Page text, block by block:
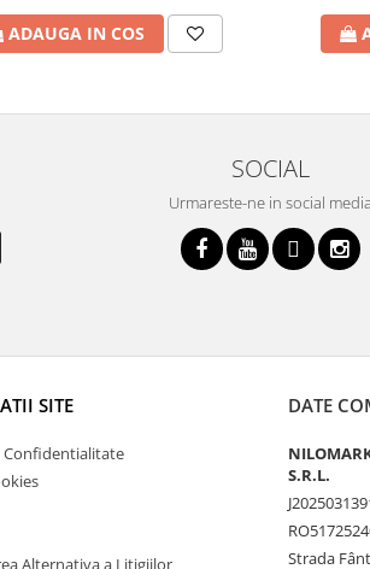
ADAUGA IN COS
SOCIAL
Urmareste-ne in social media
SITE
Confidentialitate
Alternativa a Litigiilor
DATE
S.R.L.
Strada